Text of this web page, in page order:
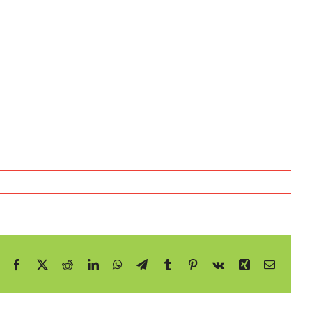
Facebook RedditLinkedInWhatsApp
TelegramTumblr Pinterest
Vk XingE-